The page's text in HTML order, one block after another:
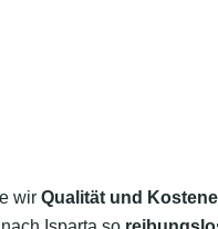
wir Qualität und